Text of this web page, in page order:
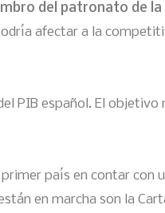
del patronato de la
afectar a la
PIB español. El
país en contar con
en marcha son la